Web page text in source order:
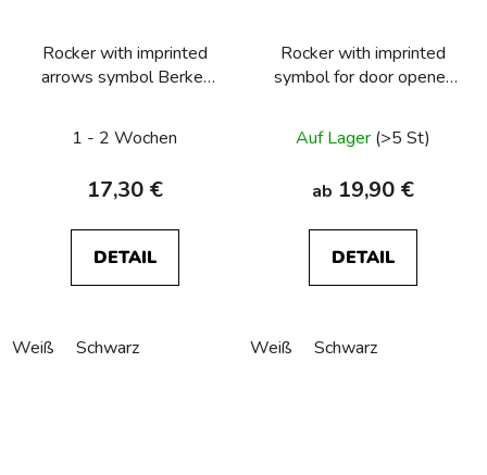
Rocker with imprinted
arrows symbol Berker
1 - 2 Wochen
17,30 €
DETAIL
Weiß Schwarz
Rocker with imprinted
symbol for door opener
Auf Lager (>5 St)
ab 19,90 €
DETAIL
Weiß Schwarz